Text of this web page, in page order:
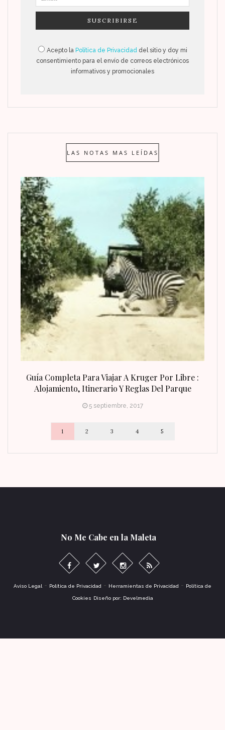
Acepto la Política de Privacidad del sitio y doy mi
consentimiento para el envío de correos electrónicos
informativos y promocionales
LAS NOTAS MAS LEÍDAS
Guía Completa Para Viajar A Kruger Por Libre :
Alojamiento, Itinerario Y Reglas Del Parque
5 septiembre, 2017
1 2 3 4 5
No Me Cabe en la Maleta
Aviso Legal - Política de Privacidad - Herramientas de Privacidad - Política de
Cookies Diseño por: Develmedia